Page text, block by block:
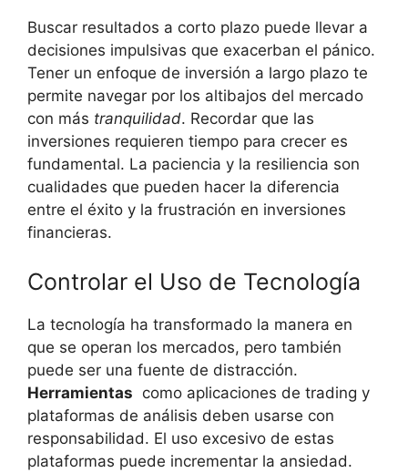
Buscar resultados a corto plazo puede llevar ‍a
decisiones impulsivas que exacerban el pánico.
Tener un enfoque de inversión a largo plazo te
permite navegar por los⁣ altibajos del ⁣mercado
con más tranquilidad. Recordar ⁣que las
⁢inversiones requieren tiempo para crecer es
fundamental. La paciencia y la resiliencia son
cualidades que pueden hacer la diferencia
entre el éxito y la‍ frustración en inversiones
financieras.
Controlar⁣ el Uso de‍ Tecnología
La tecnología ha transformado la manera en
que se operan los mercados, pero también
puede ser una fuente de distracción.​
Herramientas ⁤ como aplicaciones de trading y
plataformas de análisis deben usarse con
responsabilidad. El uso excesivo de estas‌
plataformas puede incrementar la ansiedad.